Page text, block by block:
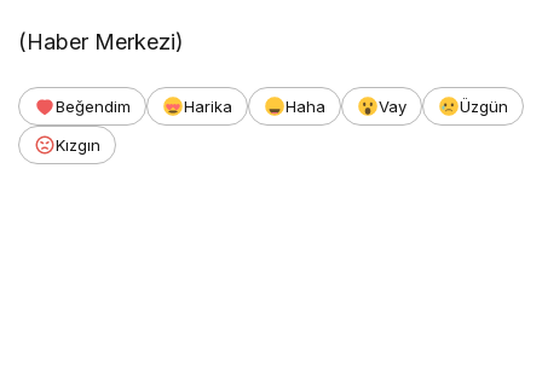
(Haber Merkezi)
Beğendim Harika Haha Vay
Üzgün
Kızgın